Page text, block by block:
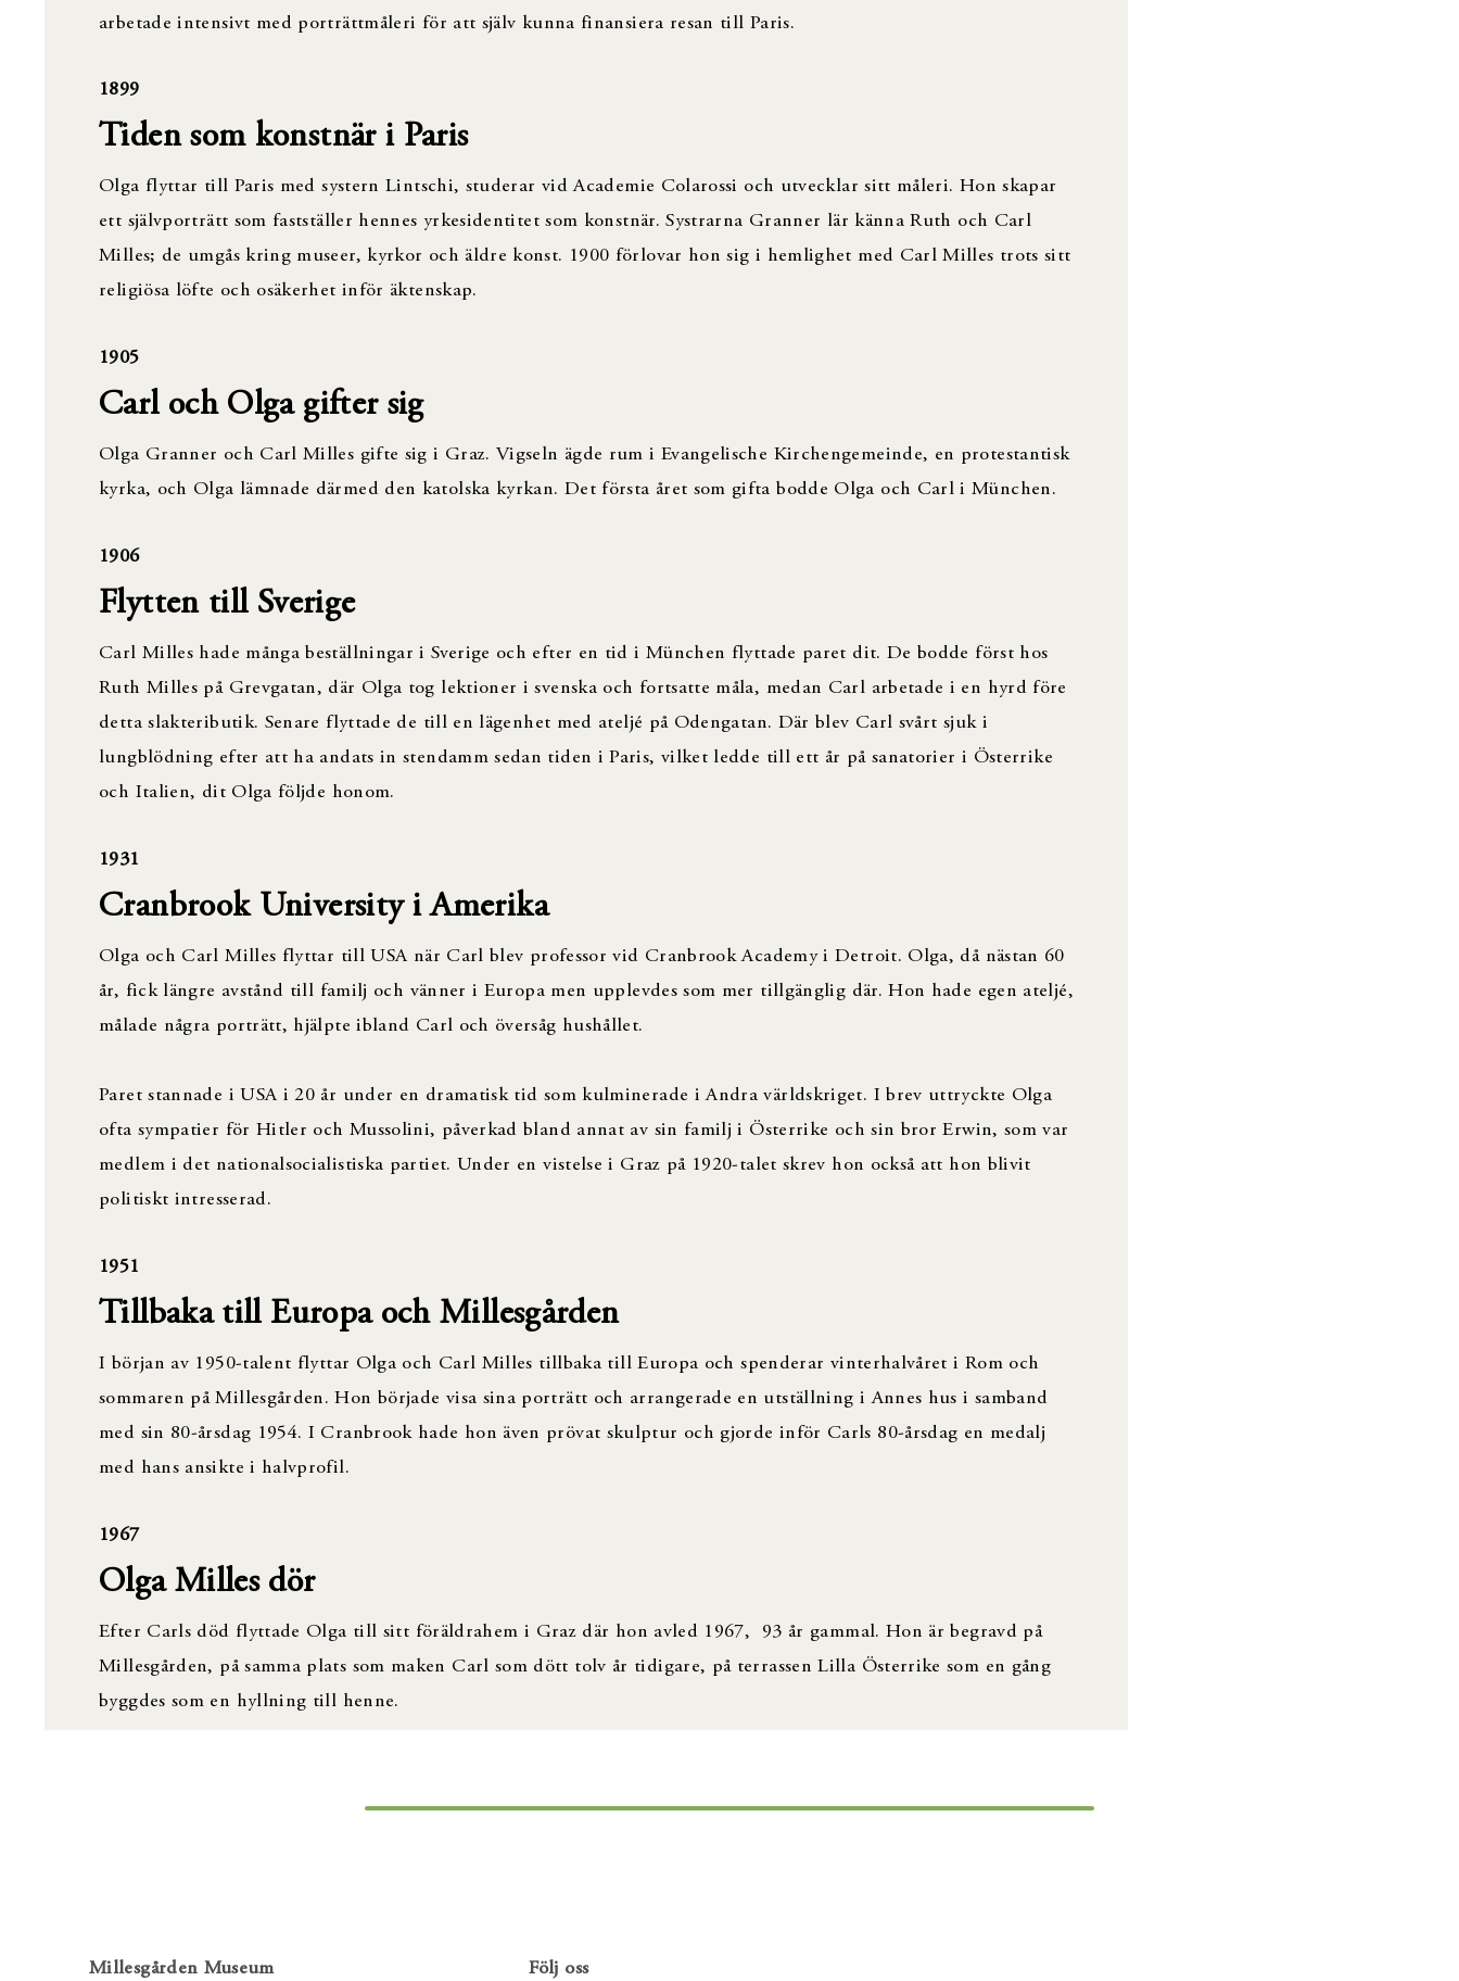
arbetade intensivt med porträttmåleri för att själv kunna finansiera resan till Paris.
1899
Tiden som konstnär i Paris
Olga flyttar till Paris med systern Lintschi, studerar vid Academie Colarossi och utvecklar sitt måleri. Hon skapar
ett självporträtt som fastställer hennes yrkesidentitet som konstnär. Systrarna Granner lär känna Ruth och Carl
Milles; de umgås kring museer, kyrkor och äldre konst. 1900 förlovar hon sig i hemlighet med Carl Milles trots sitt
religiösa löfte och osäkerhet inför äktenskap.
1905
Carl och Olga gifter sig
Olga Granner och Carl Milles gifte sig i Graz. Vigseln ägde rum i Evangelische Kirchengemeinde, en protestantisk
kyrka, och Olga lämnade därmed den katolska kyrkan. Det första året som gifta bodde Olga och Carl i München.
1906
Flytten till Sverige
Carl Milles hade många beställningar i Sverige och efter en tid i München flyttade paret dit. De bodde först hos
Ruth Milles på Grevgatan, där Olga tog lektioner i svenska och fortsatte måla, medan Carl arbetade i en hyrd före
detta slakteributik. Senare flyttade de till en lägenhet med ateljé på Odengatan. Där blev Carl svårt sjuk i
lungblödning efter att ha andats in stendamm sedan tiden i Paris, vilket ledde till ett år på sanatorier i Österrike
och Italien, dit Olga följde honom.
1931
Cranbrook University i Amerika
Olga och Carl Milles flyttar till USA när Carl blev professor vid Cranbrook Academy i Detroit. Olga, då nästan 60
år, fick längre avstånd till familj och vänner i Europa men upplevdes som mer tillgänglig där. Hon hade egen ateljé,
målade några porträtt, hjälpte ibland Carl och översåg hushållet.
Paret stannade i USA i 20 år under en dramatisk tid som kulminerade i Andra världskriget. I brev uttryckte Olga
ofta sympatier för Hitler och Mussolini, påverkad bland annat av sin familj i Österrike och sin bror Erwin, som var
medlem i det nationalsocialistiska partiet. Under en vistelse i Graz på 1920-talet skrev hon också att hon blivit
politiskt intresserad.
1951
Tillbaka till Europa och Millesgården
I början av 1950-talent flyttar Olga och Carl Milles tillbaka till Europa och spenderar vinterhalvåret i Rom och
sommaren på Millesgården. Hon började visa sina porträtt och arrangerade en utställning i Annes hus i samband
med sin 80-årsdag 1954. I Cranbrook hade hon även prövat skulptur och gjorde inför Carls 80-årsdag en medalj
med hans ansikte i halvprofil.
1967
Olga Milles dör
Efter Carls död flyttade Olga till sitt föräldrahem i Graz där hon avled 1967, 93 år gammal. Hon är begravd på
Millesgården, på samma plats som maken Carl som dött tolv år tidigare, på terrassen Lilla Österrike som en gång
byggdes som en hyllning till henne.
Millesgården Museum Följ oss